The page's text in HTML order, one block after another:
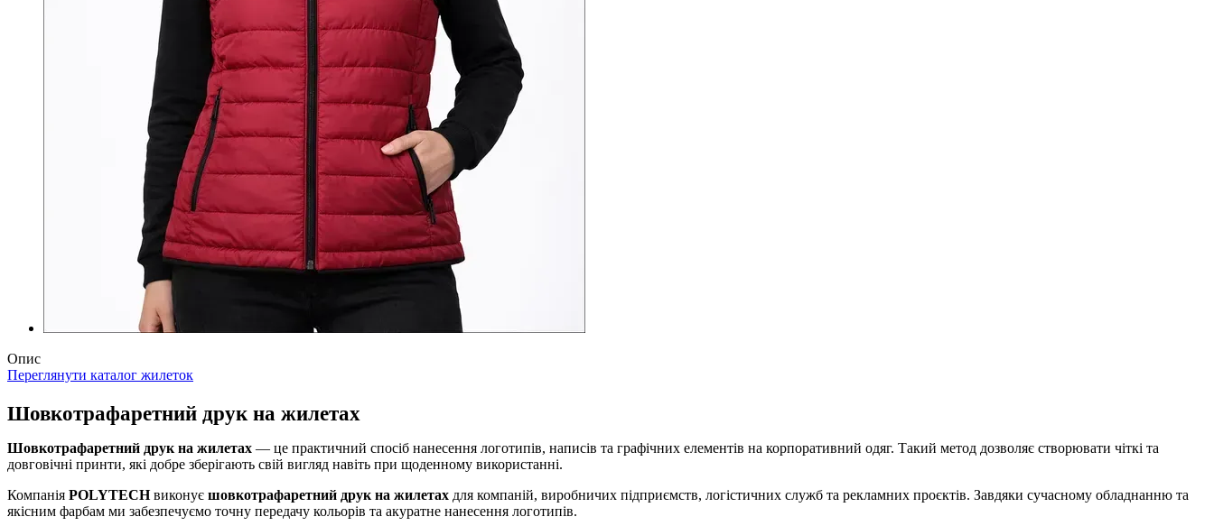
Опис
Переглянути каталог жилеток
Шовкотрафаретний друк на жилетах
Шовкотрафаретний друк на жилетах — це практичний спосіб нанесення логотипів, написів та графічних елементів на корпоративний одяг. Такий метод дозволяє створювати чіткі та
довговічні принти, які добре зберігають свій вигляд навіть при щоденному використанні.
Компанія POLYTECHвиконує шовкотрафаретний друк на жилетах для компаній, виробничих підприємств, логістичних служб та рекламних проєктів. Завдяки сучасному обладнанню та
якісним фарбам ми забезпечуємо точну передачу кольорів та акуратне нанесення логотипів.